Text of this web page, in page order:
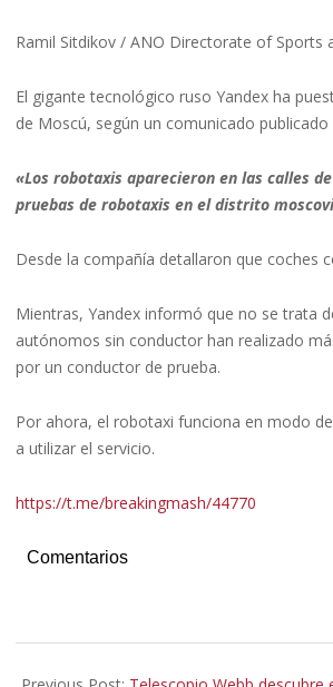
Ramil Sitdikov / ANO Directorate of Sports
El gigante tecnológico ruso Yandex ha
de Moscú, según un comunicado
«Los robotaxis aparecieron en las calles
pruebas de robotaxis en el distrito
Desde la compañía detallaron que coches
Mientras, Yandex informó que no se trata
autónomos sin conductor han realizado
por un conductor de prueba.
Por ahora, el robotaxi funciona en modo
a utilizar el servicio.
https://t.me/breakingmash/44770
Comentarios
06-